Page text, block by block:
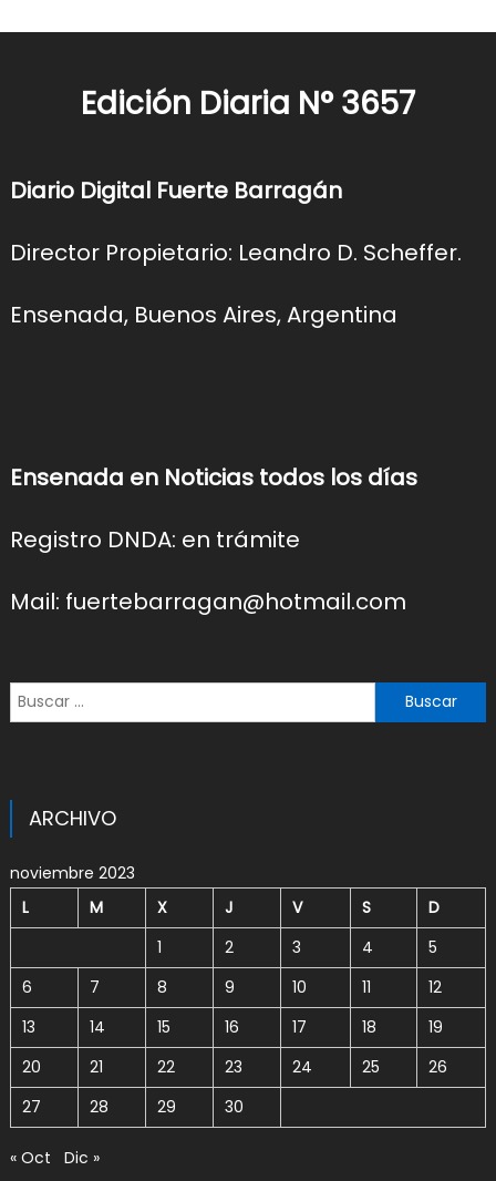
Edición Diaria N° 3657
Diario Digital Fuerte Barragán
Director Propietario: Leandro D. Scheffer.
Ensenada, Buenos Aires, Argentina
Ensenada en Noticias todos los días
Registro DNDA: en trámite
Mail: fuertebarragan@hotmail.com
Buscar:
ARCHIVO
noviembre 2023
L
M X J V S
D
1
2 3 4
5
6
7 8 9 10 11
12
13
14 15 16 17 18
19
20
21 22 23 24 25
26
27
28 29 30
« Oct Dic »